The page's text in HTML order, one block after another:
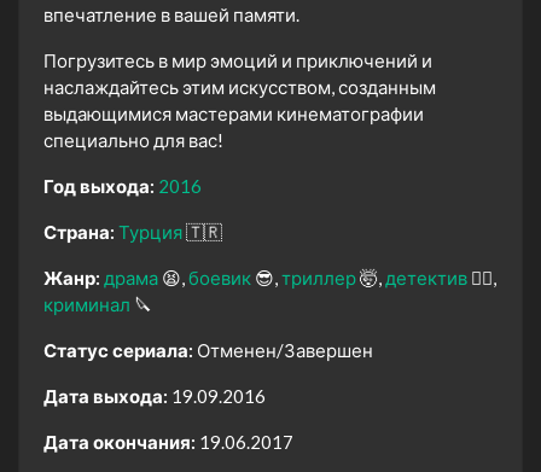
впечатление в вашей памяти.
Погрузитесь в мир эмоций и приключений и
наслаждайтесь этим искусством, созданным
выдающимися мастерами кинематографии
специально для вас!
Год выхода: 2016
Страна: Турция🇹🇷
Жанр: драма 😫 боевик 😎 триллер🤯 детектив 🕵️‍♂️
криминал 🔪
Статус сериала: Отменен/Завершен
Дата выхода: 19.09.2016
Дата окончания: 19.06.2017